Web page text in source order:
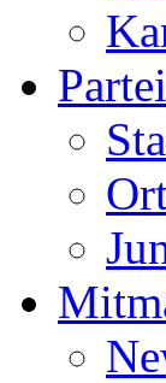
Partei